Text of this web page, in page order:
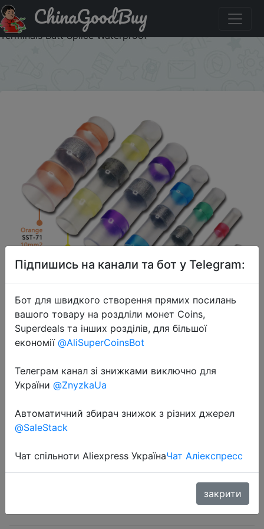
Придбати по знижці 5/10/20/30/50pcs Solder Seal Wire
Connectors 3:1 Heat Shrink Insulated Electrical Wire
Terminals Butt Splice Waterproof
ChinaGoodBuy
2024-10-31
5/10/20/30/50pcs Solder Seal Wire
Connectors 3:1 Heat Shrink
Insulated Electrical Wire Terminals
Butt Splice Waterproof
$0.17
Підпишись на канали та бот у Telegram:
Бот для швидкого створення прямих посилань
вашого товару на роздліли монет Coins,
Superdeals та інших розділів, для більшої
економії @AliSuperCoinsBot
Телеграм канал зі знижками виключно для
України @ZnyzkaUa
Автоматичний збирач знижок з різних джерел
@SaleStack
Чат спільноти Aliexpress УкраїнаЧат Аліекспресс
закрити